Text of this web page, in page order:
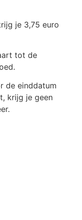
je 3,75 euro
tot de
de einddatum
krijg je geen